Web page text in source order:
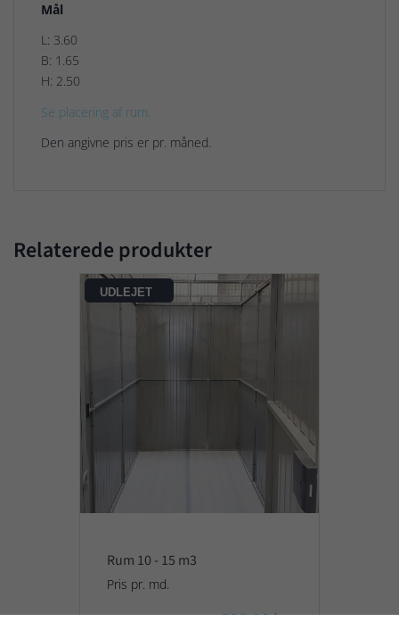
Mål
L: 3.60
B: 1.65
H: 2.50
Se placering af rum.
Den angivne pris er pr. måned.
Relaterede produkter
UDLEJET
Rum 10 - 15 m3
Pris pr. md.
595,00 kr.